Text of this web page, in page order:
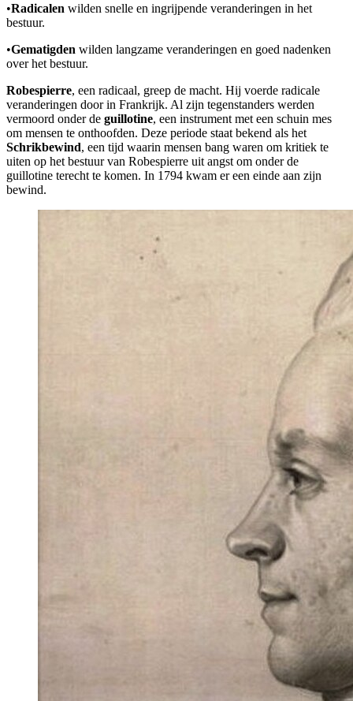
•Radicalen wilden snelle en ingrijpende veranderingen in het
bestuur.
•Gematigden wilden langzame veranderingen en goed nadenken
over het bestuur.
Robespierre, een radicaal, greep de macht. Hij voerde radicale
veranderingen door in Frankrijk. Al zijn tegenstanders werden
vermoord onder de guillotine, een instrument met een schuin mes
om mensen te onthoofden. Deze periode staat bekend als het
Schrikbewind, een tijd waarin mensen bang waren om kritiek te
uiten op het bestuur van Robespierre uit angst om onder de
guillotine terecht te komen. In 1794 kwam er een einde aan zijn
bewind.